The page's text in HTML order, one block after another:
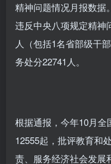
精神问题情况月报数据
违反中央八项规定精神
人（包括1名省部级干
务处分22741人。
根据通报，今年10月全
12555起，批评教育和
责、服务经济社会发展